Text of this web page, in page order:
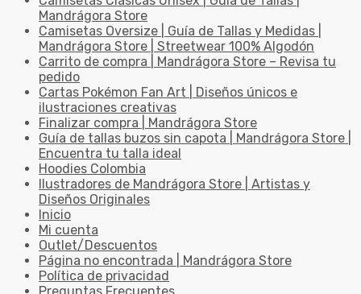
Mandrágora Store
Camisetas Oversize | Guía de Tallas y Medidas |
Mandrágora Store | Streetwear 100% Algodón
Carrito de compra | Mandrágora Store – Revisa tu
pedido
Cartas Pokémon Fan Art | Diseños únicos e
ilustraciones creativas
Finalizar compra | Mandrágora Store
Guía de tallas buzos sin capota | Mandrágora Store |
Encuentra tu talla ideal
Hoodies Colombia
Ilustradores de Mandrágora Store | Artistas y
Diseños Originales
Inicio
Mi cuenta
Outlet/Descuentos
Página no encontrada | Mandrágora Store
Política de privacidad